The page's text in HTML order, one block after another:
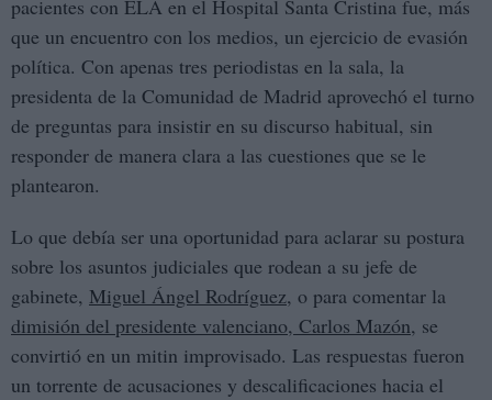
pacientes con ELA en el Hospital Santa Cristina fue, más
que un encuentro con los medios, un ejercicio de evasión
política. Con apenas tres periodistas en la sala, la
presidenta de la Comunidad de Madrid aprovechó el turno
de preguntas para insistir en su discurso habitual, sin
responder de manera clara a las cuestiones que se le
plantearon.
Lo que debía ser una oportunidad para aclarar su postura
sobre los asuntos judiciales que rodean a su jefe de
gabinete, Miguel Ángel Rodríguez, o para comentar la
dimisión del presidente valenciano, Carlos Mazón, se
convirtió en un mitin improvisado. Las respuestas fueron
un torrente de acusaciones y descalificaciones hacia el